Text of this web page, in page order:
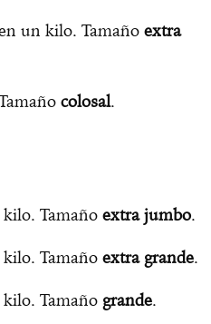
un kilo. Tamaño extra
colosal.
Tamaño extra jumbo.
Tamaño extra grande.
Tamaño grande.